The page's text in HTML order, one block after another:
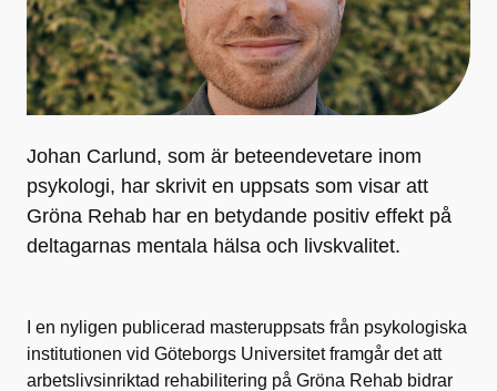
Johan Carlund, som är beteendevetare inom
psykologi, har skrivit en uppsats som visar att
Gröna Rehab har en betydande positiv effekt på
deltagarnas mentala hälsa och livskvalitet.
I en nyligen publicerad masteruppsats från psykologiska
institutionen vid Göteborgs Universitet framgår det att
arbetslivsinriktad rehabilitering på Gröna Rehab bidrar